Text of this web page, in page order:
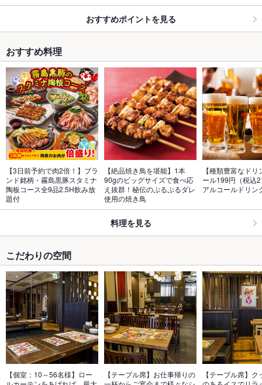
おすすめポイントを見る
おすすめ料理
【3日前予約で肉2倍！】ブラ
ンド銘柄・霧島黒豚スタミナ
陶板コース全9品2.5H飲み放
題付
【絶品焼き鳥を堪能】1本
90gのビッグサイズで食べ応
え抜群！秘伝のぷるぷるダレ
使用の焼き鳥
【種類豊富なド
ール199円（税込
アルコールドリン
料理を見る
こだわりの空間
【個室：10～56名様】ロー
【テーブル席】お仕事帰りの
【テーブル席】